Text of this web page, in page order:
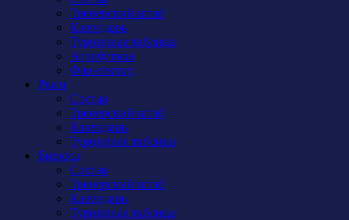
Тренерский штаб
Календарь
Турнирная таблица
Атрибутика
Фан-сектор
Рыси
Состав
Тренерский штаб
Календарь
Турнирная таблица
Бирюса
Состав
Тренерский штаб
Календарь
Турнирная таблица